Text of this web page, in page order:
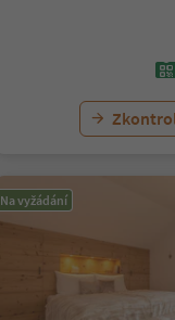
Na vyžádání